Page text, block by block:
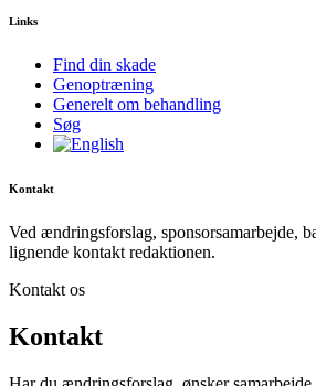
Links
Find din skade
Genoptræning
Generelt om behandling
Søg
Kontakt
Ved ændringsforslag, sponsorsamarbejde,
lignende kontakt redaktionen.
Kontakt os
Kontakt